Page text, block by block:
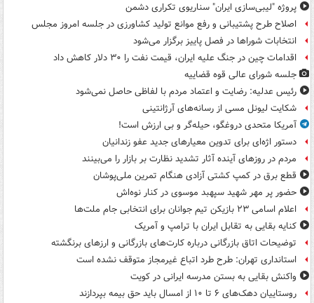
پروژه "لیبی‌سازی ایران" سناریوی تکراری دشمن
اصلاح طرح پشتیبانی و رفع موانع تولید کشاورزی در جلسه امروز مجلس
انتخابات شوراها در فصل پاییز برگزار می‌شود
اقدامات چین در جنگ علیه ایران، قیمت نفت را ۳۰ دلار کاهش داد
جلسه شورای عالی قوه قضاییه
رئیس عدلیه: رضایت و اعتماد مردم با لفاظی حاصل نمی‌شود
شکایت لیونل مسی از رسانه‌های آرژانتینی
آمریکا متحدی دروغگو، حیله‌گر و بی ارزش است!
دستور اژه‌ای برای تدوین معیارهای جدید عفو زندانیان
مردم در روزهای آینده آثار تشدید نظارت بر بازار را می‌بینند
قطع برق در کمپ کشتی آزادی هنگام تمرین ملی‌پوشان
حضور پر مهر شهید سپهبد موسوی در کنار نوه‌اش
اعلام اسامی ۲۳ بازیکن تیم جوانان برای انتخابی جام ملت‌ها
کنایه بقایی به تقابل ایران با ترامپ و آمریک
توضیحات اتاق بازرگانی درباره کارت‌های بازرگانی و ارزهای برنگشته
استانداری تهران: طرح طرد اتباع غیرمجاز متوقف نشده است
واکنش بقایی به بستن مدرسه ایرانی در کویت
روستاییان دهک‌های ۶ تا ۱۰ از امسال باید حق بیمه بپردازند